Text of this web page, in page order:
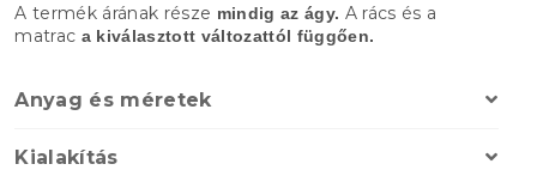
A termék árának része mindig az ágy. A rács és a
matrac a kiválasztott változattól függően.
Anyag és méretek
Kialakítás